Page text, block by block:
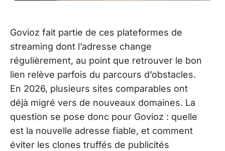
Govioz fait partie de ces plateformes de
streaming dont l’adresse change
régulièrement, au point que retrouver le bon
lien relève parfois du parcours d’obstacles.
En 2026, plusieurs sites comparables ont
déjà migré vers de nouveaux domaines. La
question se pose donc pour Govioz : quelle
est la nouvelle adresse fiable, et comment
éviter les clones truffés de publicités